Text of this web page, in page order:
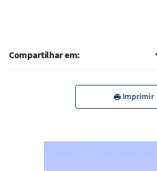
Compartilhar em:
Imprimir